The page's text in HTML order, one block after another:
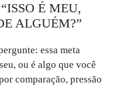
É MEU,
ALGUÉM?”
essa meta
ou é algo que você
comparação, pressão